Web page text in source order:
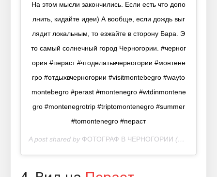
На этом мысли закончились. Если есть что допо
лнить, кидайте идеи) А вообще, если дождь выг
лядит локальным, то езжайте в сторону Бара. Э
то самый солнечный город Черногории. #черног
ория #пераст #чтоделатьвчерногории #монтене
гро #отдыхвчерногории #visitmontebegro #wayto
montebegro #perast #montenegro #wtdinmontene
gro #montenegrotrip #triptomontenegro #summer
#tomontenegro #пераст
A post shared by ФОТОГРАФ В ЧЕРНОГОРИИ (@mariiasosnina) on